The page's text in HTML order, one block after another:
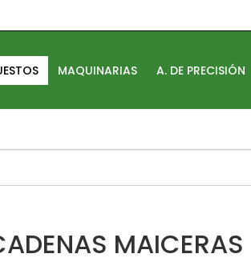
MAQUINARIAS A. DE PRECISIÓN
MAICERAS